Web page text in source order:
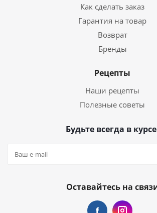
Как сделать заказ
Гарантия на товар
Возврат
Бренды
Рецепты
Наши рецепты
Полезные советы
Будьте всегда в
Оставайтесь на